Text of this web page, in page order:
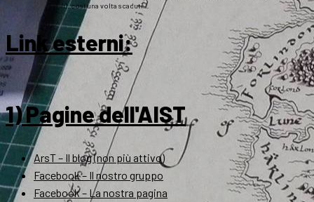
lì), così una volta scaduti…
Link esterni:
1) Pagine dell'AIST
ArsT – Il blog (non più attivo)
Facebook – Il nostro gruppo
Facebook – La nostra pagina